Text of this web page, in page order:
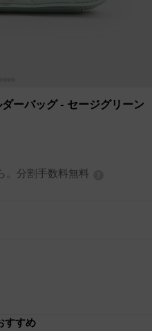
ーバッグ- セージグリーン
。分割手数料無料
すすめ